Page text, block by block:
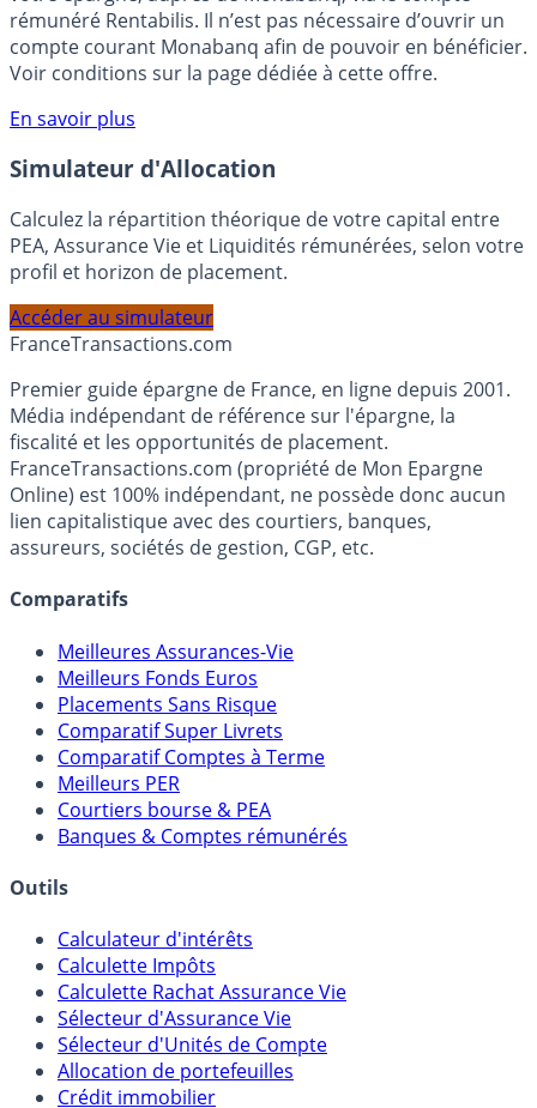
Bénéficiez de cette offre de placement sans risque pour
votre épargne, auprès de Monabanq, via le compte
rémunéré Rentabilis. Il n’est pas nécessaire d’ouvrir un
compte courant Monabanq afin de pouvoir en bénéficier.
Voir conditions sur la page dédiée à cette offre.
En savoir plus
Simulateur d'Allocation
Calculez la répartition théorique de votre capital entre
profil et horizon de placement.
FranceTransactions.com
Premier guide épargne de France, en ligne depuis 2001.
Média indépendant de référence sur l'épargne, la
fiscalité et les opportunités de placement.
FranceTransactions.com (propriété de Mon Epargne
Online) est 100% indépendant, ne possède donc aucun
assureurs, sociétés de gestion, CGP, etc.
Comparatifs
Meilleures Assurances-Vie
Meilleurs Fonds Euros
Placements Sans Risque
Comparatif Super Livrets
Comparatif Comptes à Terme
Meilleurs PER
Courtiers bourse & PEA
Banques & Comptes rémunérés
Outils
Calculateur d'intérêts
Calculette Impôts
Calculette Rachat Assurance Vie
Sélecteur d'Assurance Vie
Sélecteur d'Unités de Compte